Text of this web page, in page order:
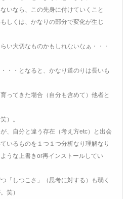
いなら、この先身に付けていくこと
しくは、かなりの部分で変化が生じ
い大切なものかもしれないなぁ・・・
・・となると、かなり道のりは長いも
ってきた場合（自分も含めて）他者と
）。
、自分と違う存在（考え方etc）と出会
いるものを１つ１つ分析なり理解なり
うな上書きor再インストールしてい
「しつこさ」（思考に対する）も弱く
笑）